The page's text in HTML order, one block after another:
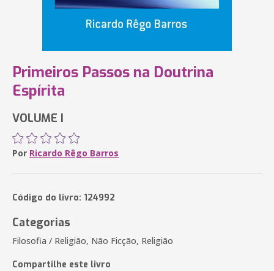
Primeiros Passos na Doutrina
Espírita
VOLUME I
Por Ricardo Rêgo Barros
Código do livro: 124992
Categorias
Filosofia / Religião, Não Ficção, Religião
Compartilhe este livro